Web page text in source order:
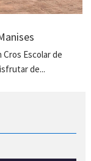
Escolar de
de...